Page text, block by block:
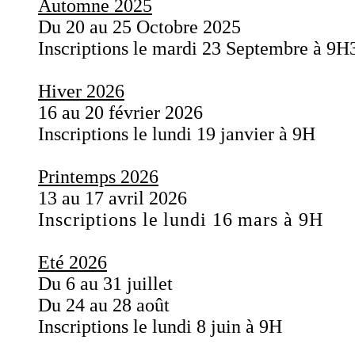
Automne 2025
Du 20 au 25 Octobre 2025
Inscriptions le mardi 23 Septembre à
Hiver 2026
16 au 20 février 2026
Inscriptions le lundi 19 janvier à 9H
Printemps 2026
13 au 17 avril 2026
Inscriptions le lundi 16 mars à 9H
Eté 2026
Du 6 au 31 juillet
Du 24 au 28 août
Inscriptions le lundi 8 juin à 9H